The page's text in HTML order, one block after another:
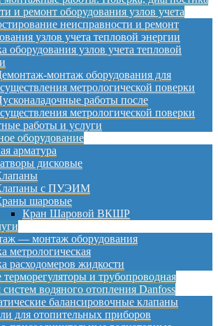
и ремонт оборудования узлов учета
неисправности и ремонт
узлов учета тепловой энергии
оборудования узлов учета тепловой
монтаж оборудования для
метрологической поверки
работы после
метрологической поверки
работы и услуги
оборудование
арматура
дисковые
с ПУЭИМ
шаровые
Кран Шаровой ВКШР
— монтаж оборудования
метрологическая
расходомеров жидкости
и трубопроводная
систем водяного отопления Danfoss
балансировочные клапаны
для отопительных приборов